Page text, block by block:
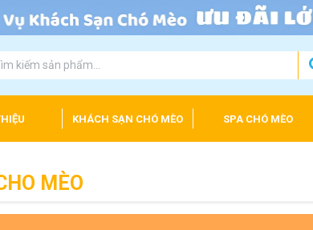
KHÁCH SẠN CHÓ MÈO SPA CHÓ MÈO
MÈO